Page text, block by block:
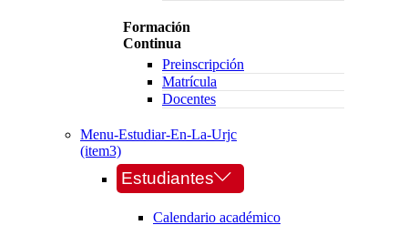
Formación
Continua
Preinscripción
Matrícula
Docentes
Menu-Estudiar-En-La-Urjc
(item3)
Estudiantes
Calendario académico